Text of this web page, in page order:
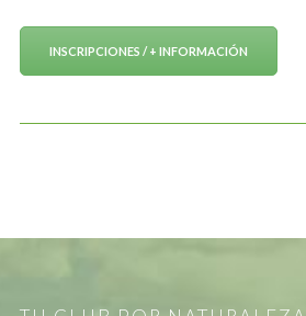
INSCRIPCIONES / + INFORMACIÓN